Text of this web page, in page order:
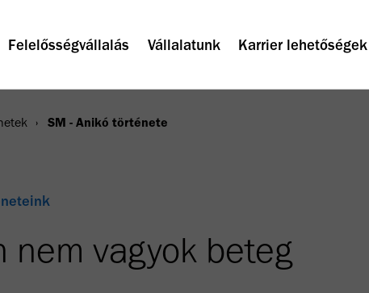
Felelősségvállalás Vállalatunk Karrier lehetőségek
SM - Anikó története
nem vagyok beteg